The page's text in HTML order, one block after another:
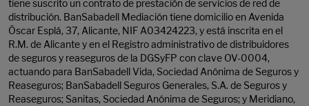
tiene suscrito un contrato de prestación de servicios de red de
distribución. BanSabadell Mediación tiene domicilio en Avenida
Óscar Esplá, 37, Alicante, NIF A03424223, y está inscrita en el
R.M. de Alicante y en el Registro administrativo de distribuidores
de seguros y reaseguros de la DGSyFP con clave OV-0004,
actuando para BanSabadell Vida, Sociedad Anónima de Seguros y
Reaseguros; BanSabadell Seguros Generales, S.A. de Seguros y
Reaseguros; Sanitas, Sociedad Anónima de Seguros; y Meridiano,